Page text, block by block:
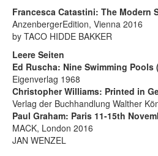
Francesca Catastini: The Modern
AnzenbergerEdition, Vienna 2016
by TACO HIDDE BAKKER
Leere Seiten
Ed Ruscha: Nine Swimming
Eigenverlag 1968
Christopher Williams: Printed in
Verlag der Buchhandlung Walther
Paul Graham: Paris 11-15th
MACK, London 2016
JAN WENZEL